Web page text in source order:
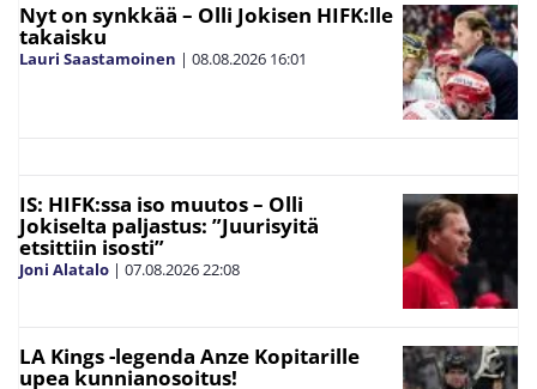
Nyt on synkkää – Olli Jokisen HIFK:lle
takaisku
Lauri Saastamoinen | 08.08.2026 16:01
IS: HIFK:ssa iso muutos – Olli
Jokiselta paljastus: ”Juurisyitä
etsittiin isosti”
Joni Alatalo | 07.08.202622:08
LA Kings -legenda Anze Kopitarille
upea kunnianosoitus!